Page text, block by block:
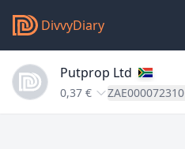
DivvyDiary
Putprop Ltd
0,37 € ZAE000072310